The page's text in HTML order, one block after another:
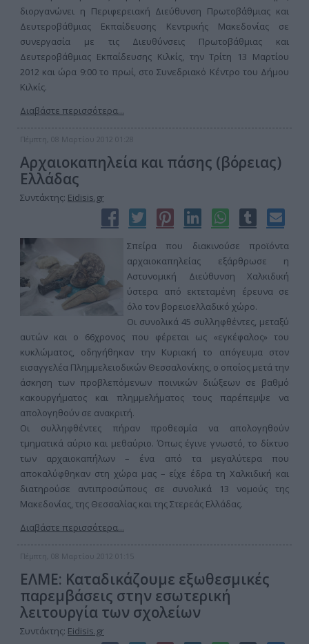
διοργανώνει η Περιφερειακή Διεύθυνση Πρωτοβάθμιας και
Δευτεροβάθμιας Εκπαίδευσης Κεντρικής Μακεδονίας σε
συνεργασία με τις Διευθύνσεις Πρωτοβάθμιας και
Δευτεροβάθμιας Εκπαίδευσης Κιλκίς, την Τρίτη 13 Μαρτίου
2012 και ώρα 9:00 το πρωί, στο Συνεδριακό Κέντρο του Δήμου
Κιλκίς.
Διαβάστε περισσότερα...
Πέμπτη, 08 Μαρτίου 2012 01:28
Αρχαιοκαπηλεία και πάσης (βόρειας)
Ελλάδας
Συντάκτης: Eidisis.gr
Σπείρα που διακινούσε προϊόντα
αρχαιοκαπηλείας εξάρθρωσε η
Αστυνομική Διεύθυνση Χαλκιδική
ύστερα από εκτεταμένη έρευνα σε
όλο τον βορειοελλαδικό χώρο.
Οι συνολικά 45 συλληφθέντες, μεταξύ
αυτών και ο 66χρονος που φέρεται ως «εγκέφαλος» του
κυκλώματος, οδηγήθηκαν την Κυριακή το απόγευμα στον
εισαγγελέα Πλημμελειοδικών Θεσσαλονίκης, ο οποίος μετά την
άσκηση των προβλεπόμενων ποινικών διώξεων σε βαθμό
κακουργήματος και πλημμελήματος τους παρέπεμψε να
απολογηθούν σε ανακριτή.
Οι συλληφθέντες πήραν προθεσμία να απολογηθούν
τμηματικά αύριο και μεθαύριο. Όπως έγινε γνωστό, το δίκτυο
των αρχαιοκαπήλων – ένα από τα μεγαλύτερα που
αποκαλύφθηκαν στη χώρα μας – είχε έδρα τη Χαλκιδική και
διατηρούσε αντιπροσώπους σε συνολικά 13 νομούς της
Μακεδονίας, της Θεσσαλίας και της Στερεάς Ελλάδας.
Διαβάστε περισσότερα...
Πέμπτη, 08 Μαρτίου 2012 01:15
ΕΛΜΕ: Καταδικάζουμε εξωθεσμικές
παρεμβάσεις στην εσωτερική
λειτουργία των σχολείων
Συντάκτης: Eidisis.gr